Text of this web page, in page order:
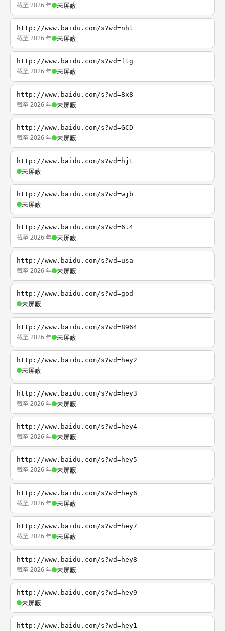
截至 2026 年 未屏蔽
http://www.baidu.com/s?wd=nhl
截至 2026 年 未屏蔽
http://www.baidu.com/s?wd=flg
截至 2026 年 未屏蔽
http://www.baidu.com/s?wd=8x8
截至 2026 年 未屏蔽
http://www.baidu.com/s?wd=GCD
截至 2026 年 未屏蔽
http://www.baidu.com/s?wd=hjt
未屏蔽
http://www.baidu.com/s?wd=wjb
未屏蔽
http://www.baidu.com/s?wd=6.4
截至 2026 年 未屏蔽
http://www.baidu.com/s?wd=usa
截至 2026 年 未屏蔽
http://www.baidu.com/s?wd=god
未屏蔽
http://www.baidu.com/s?wd=8964
截至 2026 年 未屏蔽
http://www.baidu.com/s?wd=hey2
未屏蔽
http://www.baidu.com/s?wd=hey3
截至 2026 年 未屏蔽
http://www.baidu.com/s?wd=hey4
截至 2026 年 未屏蔽
http://www.baidu.com/s?wd=hey5
截至 2026 年 未屏蔽
http://www.baidu.com/s?wd=hey6
截至 2026 年 未屏蔽
http://www.baidu.com/s?wd=hey7
截至 2026 年 未屏蔽
http://www.baidu.com/s?wd=hey8
截至 2026 年 未屏蔽
http://www.baidu.com/s?wd=hey9
未屏蔽
http://www.baidu.com/s?wd=hey1